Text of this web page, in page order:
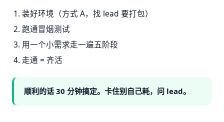
装好环境（方式 A，找 lead 要打包）
跑通冒烟测试
用一个小需求走一遍五阶段
走通 = 齐活
顺利的话 30 分钟搞定。卡住别自己耗，问 lead。